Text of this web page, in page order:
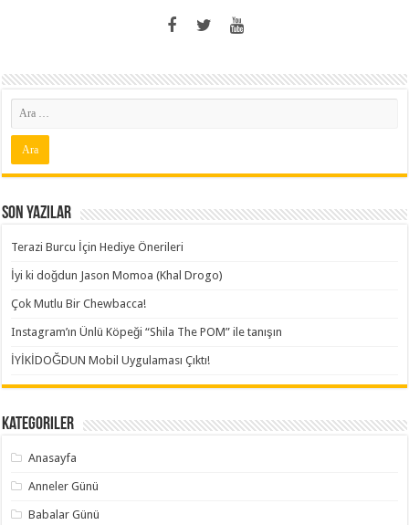
Son Yazılar
Terazi Burcu İçin Hediye Önerileri
İyi ki doğdun Jason Momoa (Khal Drogo)
Çok Mutlu Bir Chewbacca!
Instagram’ın Ünlü Köpeği “Shila The POM” ile tanışın
İYİKİDOĞDUN Mobil Uygulaması Çıktı!
Kategoriler
Anasayfa
Anneler Günü
Babalar Günü